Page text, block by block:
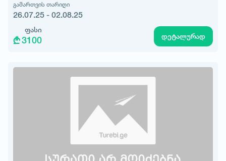
გამართვის თარიღი
26.07.25 - 02.08.25
ფასი
3100 დეტალურად